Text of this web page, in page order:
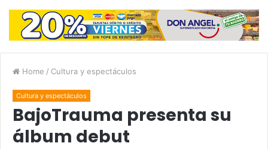
Home / Cultura y espectáculos
Cultura y espectáculos
BajoTrauma presenta su
álbum debut